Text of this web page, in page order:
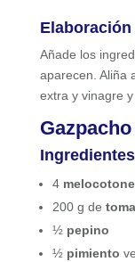
Elaboración
Añade los
aparecen. Aliña
extra y vinagre
Ingredientes
4
200 g de
½ pepino
½ pimiento